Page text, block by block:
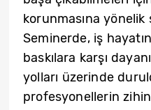
korunmasına
Seminerde, iş
baskılara karşı
yolları üzerinde
profesyonellerin